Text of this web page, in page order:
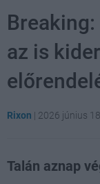
Breaking:
az is
Rixon | 2026 június
Talán aznap